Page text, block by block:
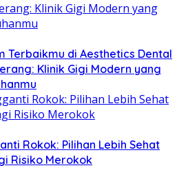
Terbaikmu di Aesthetics Dental
Klinik Gigi Modern yang
Rokok: Pilihan Lebih Sehat
Risiko Merokok